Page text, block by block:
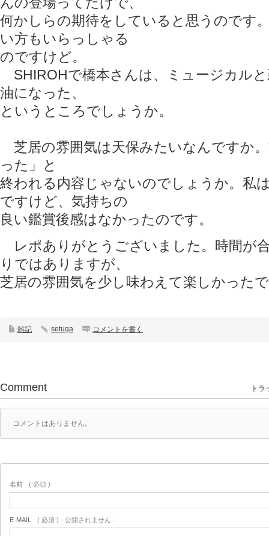
何かしらの期待をしていると思うのです
い方もいらっしゃる
のですけど。
SHIROHで橋本さんは、ミュージカル
油になった、
というところでしょうか。
芝居の雰囲気は天保みたいなんですか
った」と
終われる内容じゃないのでしょうか。私
ですけど、気持ちの
良い鑑賞後感はなかったのです。
レポありがとうございました。時間が
りではありますが、
芝居の雰囲気を少し味わえて楽しかった
雑記 setuga コメントを書く
Comment トラ
コメントはありません。
名前 ( 必須 )
E-MAIL ( 必須 ) - 公開されません -